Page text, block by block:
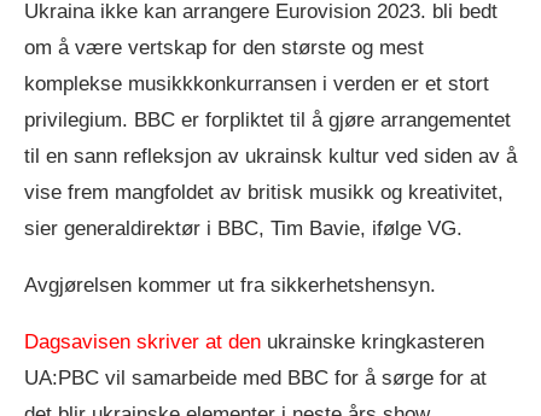
Ukraina ikke kan arrangere Eurovision 2023. bli bedt
om å være vertskap for den største og mest
komplekse musikkkonkurransen i verden er et stort
privilegium. BBC er forpliktet til å gjøre arrangementet
til en sann refleksjon av ukrainsk kultur ved siden av å
vise frem mangfoldet av britisk musikk og kreativitet,
sier generaldirektør i BBC, Tim Bavie, ifølge VG.
Avgjørelsen kommer ut fra sikkerhetshensyn.
Dagsavisen skriver at den ukrainske kringkasteren
UA:PBC vil samarbeide med BBC for å sørge for at